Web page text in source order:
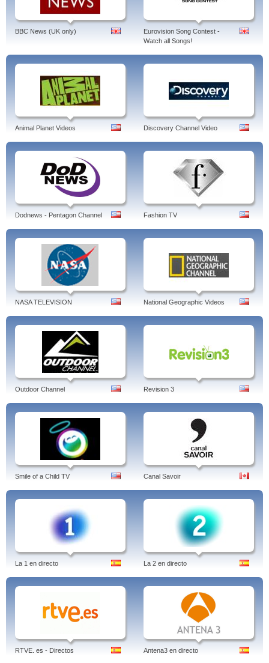
BBC News (UK only)
Eurovision Song Contest -
Watch all Songs!
Animal Planet Videos Discovery Channel Video
Dodnews - Pentagon Channel Fashion TV
NASA TELEVISION National Geographic Videos
Outdoor Channel Revision 3
Smile of a Child TV Canal Savoir
La 1 en directo La 2 en directo
RTVE. es - Directos Antena3 en directo